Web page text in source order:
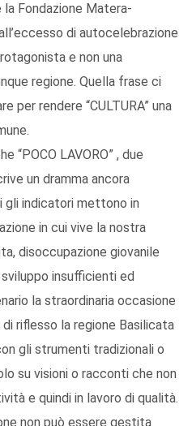
Fondazione Matera-
di autocelebrazione
e non una
regione. Quella frase ci
per rendere “CULTURA” una
“POCO LAVORO” , due
un dramma ancora
gli indicatori mettono in
in cui vive la nostra
disoccupazione giovanile
insufficienti ed
la straordinaria occasione
riflesso la regione Basilicata
gli strumenti tradizionali o
su visioni o racconti che non
e quindi in lavoro di qualità.
non può essere gestita